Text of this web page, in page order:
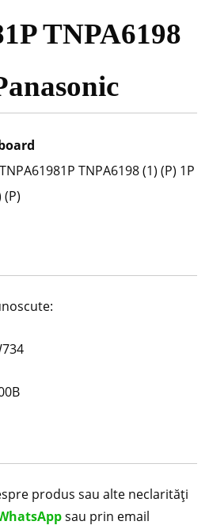
TNPA6198
TNPA6198 (1) (P) 1P
(P)
produs sau alte neclarități
sau prin email